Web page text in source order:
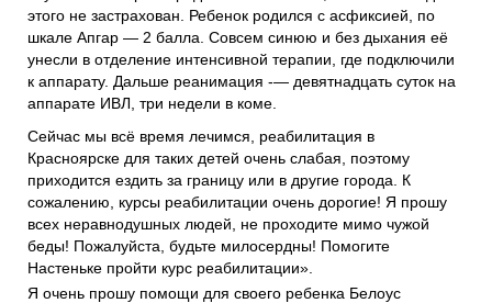
этого не застрахован. Ребенок родился с асфиксией, по
шкале Апгар — 2 балла. Совсем синюю и без дыхания её
унесли в отделение интенсивной терапии, где подключили
к аппарату. Дальше реанимация -— девятнадцать суток на
аппарате ИВЛ, три недели в коме.
Сейчас мы всё время лечимся, реабилитация в
Красноярске для таких детей очень слабая, поэтому
приходится ездить за границу или в другие города. К
сожалению, курсы реабилитации очень дорогие! Я прошу
всех неравнодушных людей, не проходите мимо чужой
беды! Пожалуйста, будьте милосердны! Помогите
Настеньке пройти курс реабилитации».
Я очень прошу помощи для своего ребенка Белоус